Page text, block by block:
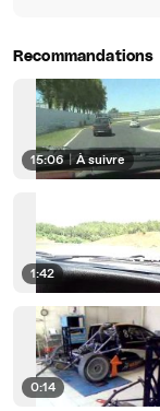
Recommandations
15:06 | À suivre
1:42
0:14